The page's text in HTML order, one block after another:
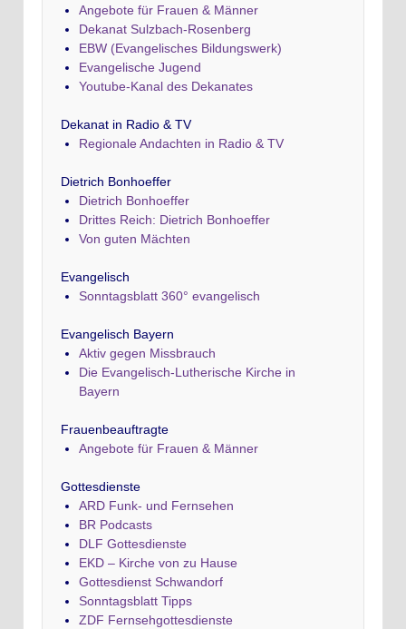
Angebote für Frauen & Männer
Dekanat Sulzbach-Rosenberg
EBW (Evangelisches Bildungswerk)
Evangelische Jugend
Youtube-Kanal des Dekanates
Dekanat in Radio & TV
Regionale Andachten in Radio & TV
Dietrich Bonhoeffer
Dietrich Bonhoeffer
Drittes Reich: Dietrich Bonhoeffer
Von guten Mächten
Evangelisch
Sonntagsblatt 360° evangelisch
Evangelisch Bayern
Aktiv gegen Missbrauch
Die Evangelisch-Lutherische Kirche in
Bayern
Frauenbeauftragte
Angebote für Frauen & Männer
Gottesdienste
ARD Funk- und Fernsehen
BR Podcasts
DLF Gottesdienste
EKD – Kirche von zu Hause
Gottesdienst Schwandorf
Sonntagsblatt Tipps
ZDF Fernsehgottesdienste